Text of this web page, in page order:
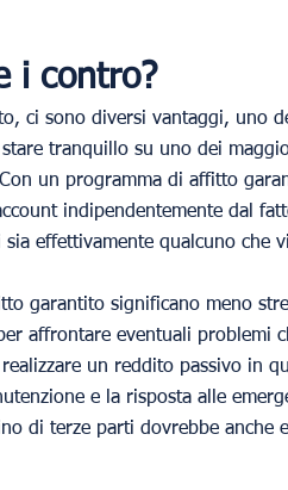
i contro?
ci sono diversi vantaggi, uno
tranquillo su uno dei
un programma di affitto
indipendentemente dal
effettivamente qualcuno che
garantito significano meno
affrontare eventuali problemi
un reddito passivo in
e la risposta alle
di terze parti dovrebbe anche